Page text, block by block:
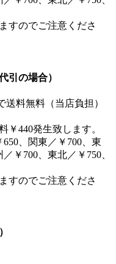
すのでご注意くださ
引の場合）
送料無料（当店負担）
440発生致します。
、関東／￥700、東
￥700、東北／￥750、
すのでご注意くださ